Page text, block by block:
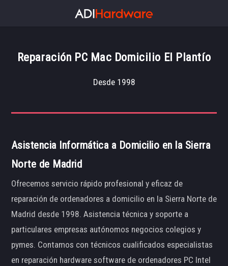
Reparación PC Mac Domicilio El Plantío
Desde 1998
Asistencia Informática a Domicilio en la Sierra
Norte de Madrid
Ofrecemos servicio rápido profesional y eficaz de
reparación de ordenadores a domicilio en la Sierra Norte de
Madrid desde 1998. Asistencia técnica y soporte a
particulares empresas autónomos negocios colegios y
pymes. Contamos con técnicos cualificados especialistas
en reparación hardware software de ordenadores PC Intel